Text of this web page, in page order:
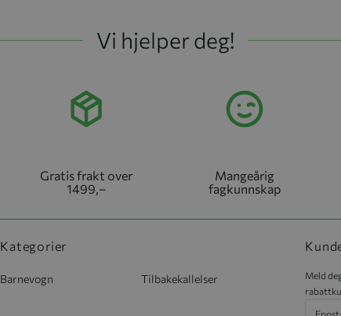
Vi hjelper deg!
Gratis frakt over
1499,–
Mangeårig
fagkunnskap
Kategorier
Barnevogn Tilbakekallelser
Meld